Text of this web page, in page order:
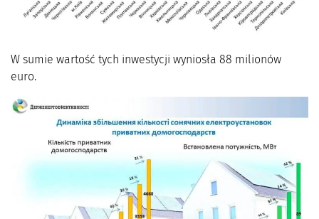
W sumie wartość tych inwestycji wyniosła 88 milionów
euro.